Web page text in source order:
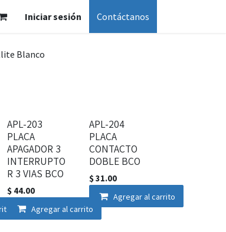
Iniciar sesión Contáctanos
Blanco
APL-203
PLACA
APAGADOR 3
INTERRUPTO
R 3 VIAS BCO
$ 44.00
Agregar al carrito
APL-204
PLACA
CONTACTO
DOBLE BCO
$31.00
Agregar al carrito